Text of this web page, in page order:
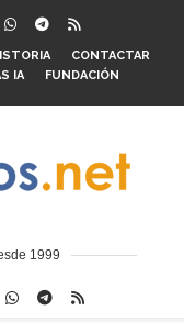
CONTACTAR
IA FUNDACIÓN
1999